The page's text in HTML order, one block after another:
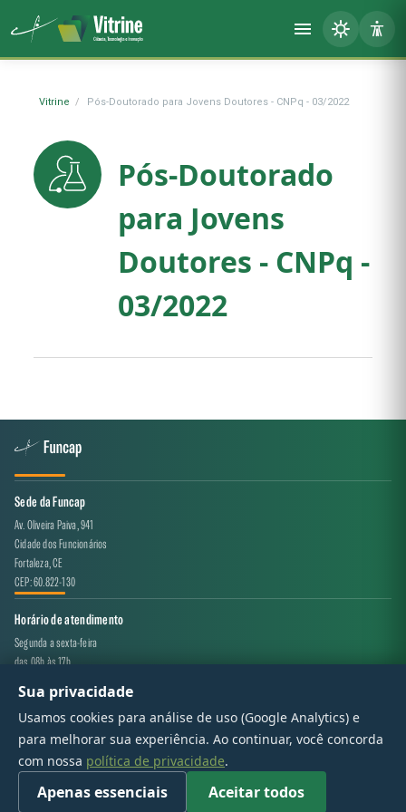
Vitrine Pós-Doutorado para Jovens Doutores - CNPq - 03/2022
Pós-Doutorado
para Jovens
Doutores - CNPq -
03/2022
Sede da Funcap
Av. Oliveira Paiva, 941
Cidade dos Funcionários
Fortaleza, CE
CEP: 60.822-130
Horário de atendimento
Segunda a sexta-feira
das 08h às 17h
Canal de atendimento
projeto.avaliacao@funcap.ce.gov.br
© 2017 - 2026 — Governo do Estado do Ceará | Todos os direitos reservados
Sua privacidade
Usamos cookies para análise de uso (Google Analytics) e
para melhorar sua experiência. Ao continuar, você concorda
com nossa política de privacidade.
Apenas essenciais Aceitar todos